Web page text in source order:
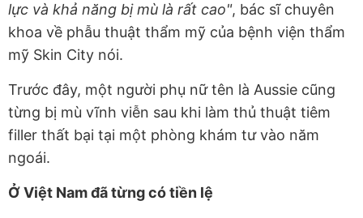
lực và khả năng bị mù là rất cao", bác sĩ chuyên
khoa về phẫu thuật thẩm mỹ của bệnh viện thẩm
mỹ Skin City nói.
Trước đây, một người phụ nữ tên là Aussie cũng
từng bị mù vĩnh viễn sau khi làm thủ thuật tiêm
filler thất bại tại một phòng khám tư vào năm
ngoái.
Ở Việt Nam đã từng có tiền lệ